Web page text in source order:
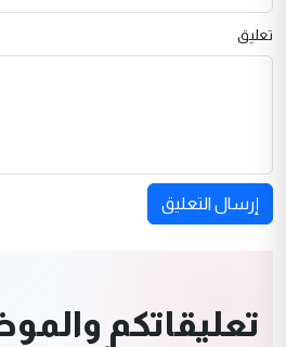
تعليق
إرسال التعليق
تعليقاتكم